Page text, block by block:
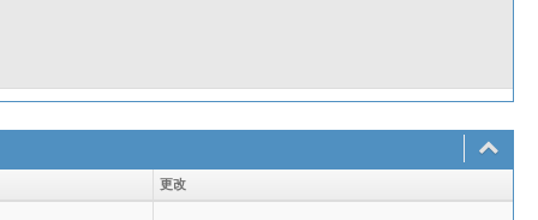
更改